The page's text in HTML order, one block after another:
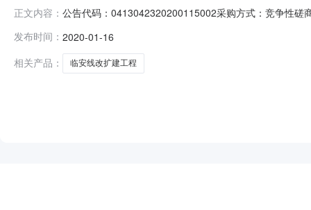
正文内容： 公告代码：0413042320200115002采购方式：竞争性磋
购人名称：邺城镇政府采购人联系方式：0310-7925268
发布时间： 2020-01-16
相关产品：
临安线改扩建工程